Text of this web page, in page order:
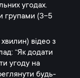
угодах.
групами (3-5
відео з
“Як додати
угоду на
будь-